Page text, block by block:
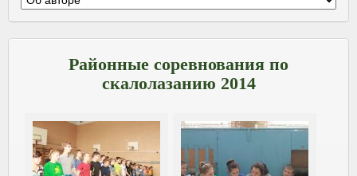
Районные соревнования по
скалолазанию 2014